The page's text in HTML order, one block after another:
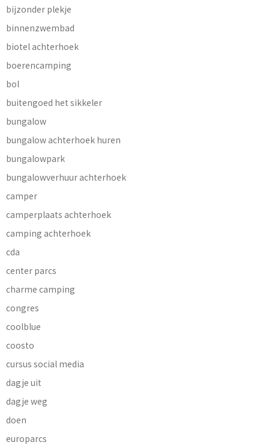
bijzonder plekje
binnenzwembad
biotel achterhoek
boerencamping
bol
buitengoed het sikkeler
bungalow
bungalow achterhoek huren
bungalowpark
bungalowverhuur achterhoek
camper
camperplaats achterhoek
camping achterhoek
cda
center parcs
charme camping
congres
coolblue
coosto
cursus social media
dagje uit
dagje weg
doen
europarcs